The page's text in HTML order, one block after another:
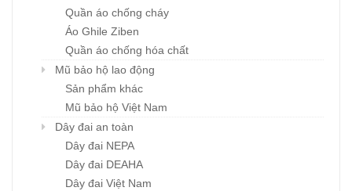
Quần áo chống cháy
Áo Ghile Ziben
Quần áo chống hóa chất
Mũ bảo hộ lao động
Sản phẩm khác
Mũ bảo hộ Việt Nam
Dây đai an toàn
Dây đai NEPA
Dây đai DEAHA
Dây đai Việt Nam